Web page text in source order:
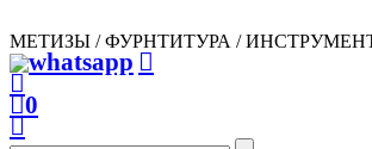
МЕТИЗЫ / ФУРНТИТУРА /
0